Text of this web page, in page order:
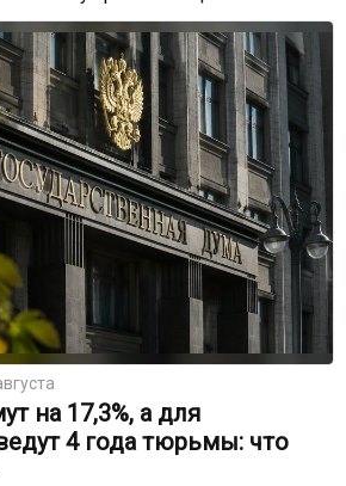
на 17,3%, а для
4 года тюрьмы: что